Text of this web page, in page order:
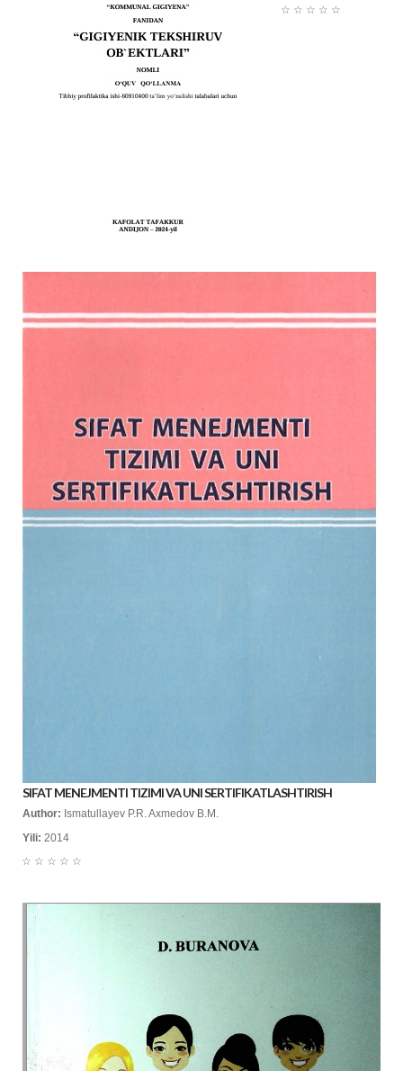
☆
☆
☆
☆
☆
SIFAT MENEJMENTI TIZIMI VA UNI SERTIFIKATLASHTIRISH
Author: Ismatullayev P.R. Axmedov B.M.
Yili: 2014
☆
☆
☆
☆
☆